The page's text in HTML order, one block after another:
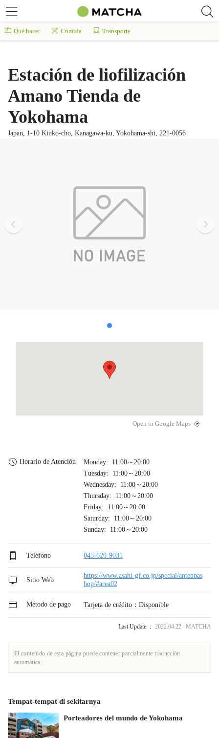
Qué hacer Comida Transporte
Estación de liofilización
Amano Tienda de
Yokohama
Japan, 1-10 Kinko-cho, Kanagawa-ku, Yokohama-shi, 221-0056
Open in Google Maps
Horario de Atención
Monday: 11:00～20:00
Tuesday: 11:00～20:00
Wednesday: 11:00～20:00
Thursday: 11:00～20:00
Friday: 11:00～20:00
Saturday: 11:00～20:00
Sunday: 11:00～20:00
Teléfono 045-620-9031
Sitio Web
https://www.asahi-gf.co.jp/special/antennas
hop/#area02
Método de pago Tarjeta de crédito：Disponible
Last Update ： 2022.04.22 MATCHA
El contenido de esta página puede contener parcialmente traducción
automática.
Tempat-tempat di sekitarnya
Porteadores del mundo de Yokohama